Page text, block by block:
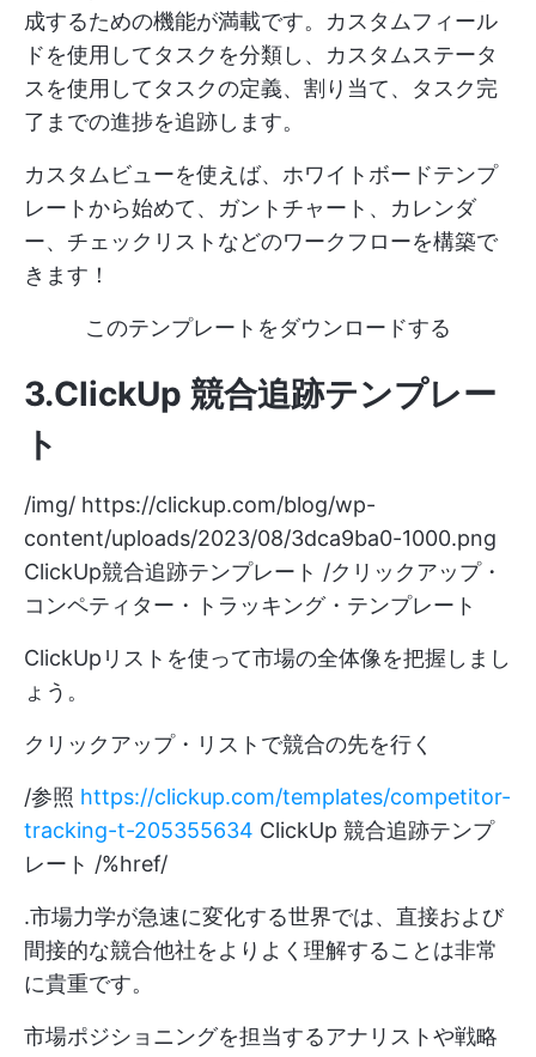
成するための機能が満載です。カスタムフィール
ドを使用してタスクを分類し、カスタムステータ
スを使用してタスクの定義、割り当て、タスク完
了までの進捗を追跡します。
カスタムビューを使えば、ホワイトボードテンプ
レートから始めて、ガントチャート、カレンダ
ー、チェックリストなどのワークフローを構築で
きます！
このテンプレートをダウンロードする
3.ClickUp 競合追跡テンプレー
ト
/img/ https://clickup.com/blog/wp-
content/uploads/2023/08/3dca9ba0-1000.png
ClickUp競合追跡テンプレート /クリックアップ・
コンペティター・トラッキング・テンプレート
ClickUpリストを使って市場の全体像を把握しまし
ょう。
クリックアップ・リストで競合の先を行く
/参照 https://clickup.com/templates/competitor-
tracking-t-205355634 ClickUp 競合追跡テンプ
レート /%href/
.市場力学が急速に変化する世界では、直接および
間接的な競合他社をよりよく理解することは非常
に貴重です。
市場ポジショニングを担当するアナリストや戦略